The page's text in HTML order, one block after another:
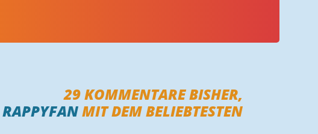
29KOMMENTARE BISHER,
RAPPYFANMIT DEM BELIEBTESTEN